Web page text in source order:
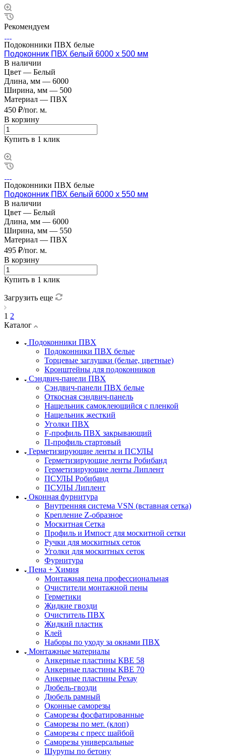
Рекомендуем
Подоконники ПВХ белые
Подоконник ПВХ белый 6000 х 500 мм
В наличии
Цвет — Белый
Длина, мм — 6000
Ширина, мм — 500
Материал — ПВХ
450 ₽/пог. м.
В корзину
Купить в 1 клик
Подоконники ПВХ белые
Подоконник ПВХ белый 6000 х 550 мм
В наличии
Цвет — Белый
Длина, мм — 6000
Ширина, мм — 550
Материал — ПВХ
495 ₽/пог. м.
В корзину
Купить в 1 клик
Загрузить еще
1 2
Каталог
Подоконники ПВХ
Подоконники ПВХ белые
Торцевые заглушки (белые, цветные)
Кронштейны для подоконников
Сэндвич-панели ПВХ
Сэндвич-панели ПВХ белые
Откосная сэндвич-панель
Нащельник самоклеющийся с пленкой
Нащельник жесткий
Уголки ПВХ
F-профиль ПВХ закрывающий
П-профиль стартовый
Герметизирующие ленты и ПСУЛЫ
Герметизирующие ленты Робибанд
Герметизирующие ленты Липлент
ПСУЛЫ Робибанд
ПСУЛЫ Липлент
Оконная фурнитура
Внутренняя система VSN (вставная сетка)
Крепление Z-образное
Москитная Сетка
Профиль и Импост для москитной сетки
Ручки для москитных сеток
Уголки для москитных сеток
Фурнитура
Пена + Химия
Монтажная пена профессиональная
Очистители монтажной пены
Герметики
Жидкие гвозди
Очиститель ПВХ
Жидкий пластик
Клей
Наборы по уходу за окнами ПВХ
Монтажные материалы
Анкерные пластины КВЕ 58
Анкерные пластины КВЕ 70
Анкерные пластины Рехау
Дюбель-гвозди
Дюбель рамный
Оконные саморезы
Саморезы фосфатированные
Саморезы по мет. (клоп)
Саморезы с пресс шайбой
Саморезы универсальные
Шурупы по бетону